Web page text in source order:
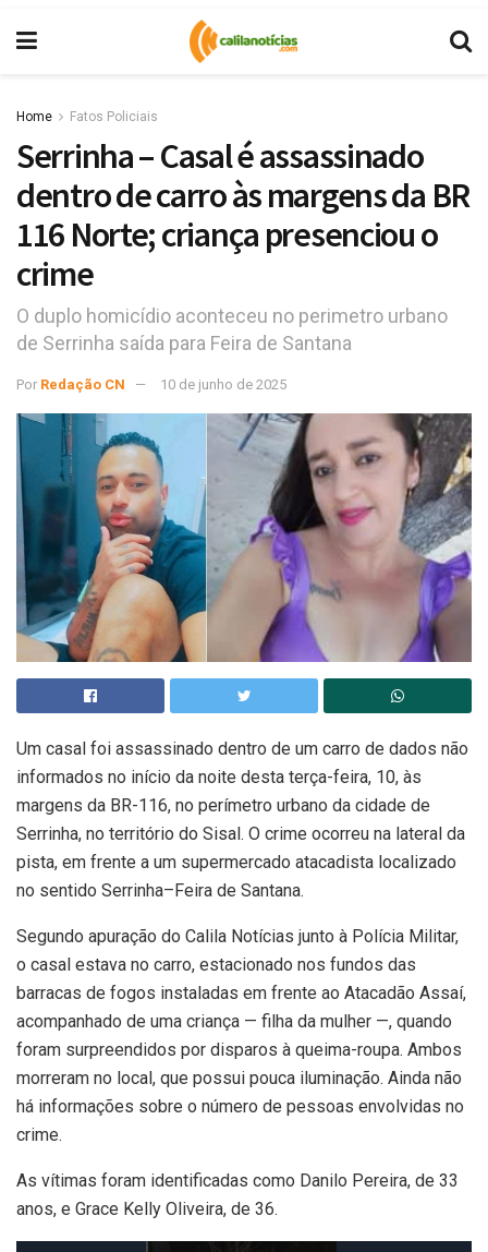
Home Fatos Policiais
Serrinha – Casal é assassinado
dentro de carro às margens da BR
116 Norte; criança presenciou o
crime
O duplo homicídio aconteceu no perimetro urbano
de Serrinha saída para Feira de Santana
Por Redação CN 10 de junho de 2025
Um casal foi assassinado dentro de um carro de dados não
informados no início da noite desta terça-feira, 10, às
margens da BR-116, no perímetro urbano da cidade de
Serrinha, no território do Sisal. O crime ocorreu na lateral da
pista, em frente a um supermercado atacadista localizado
no sentido Serrinha–Feira de Santana.
Segundo apuração do Calila Notícias junto à Polícia Militar,
o casal estava no carro, estacionado nos fundos das
barracas de fogos instaladas em frente ao Atacadão Assaí,
acompanhado de uma criança — filha da mulher —, quando
foram surpreendidos por disparos à queima-roupa. Ambos
morreram no local, que possui pouca iluminação. Ainda não
há informações sobre o número de pessoas envolvidas no
crime.
As vítimas foram identificadas como Danilo Pereira, de 33
anos, e Grace Kelly Oliveira, de 36.